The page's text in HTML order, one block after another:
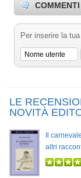
COMMENTI
Per inserire la
LE
NOVITÀ
Il
altri